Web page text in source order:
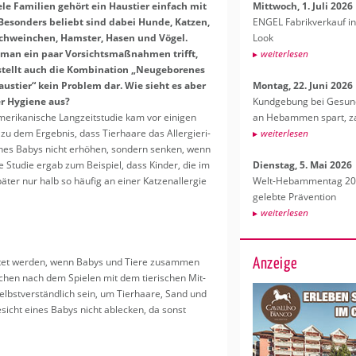
Vor­schu­le
Lern­in­hal­te
wei­ter­le­sen
Glo­bu­li
Fa­mi­li­en ge­hört ein Haus­tier ein­fach mit
be­liebt sind dabei Hunde, Kat­zen,
Hams­ter, Hasen und Vögel.
ein paar Vor­sichts­maß­nah­men trifft,
auch die Kom­bi­na­ti­on „Neu­ge­bo­re­nes
kein Pro­blem dar. Wie sieht es aber
Hy­gie­ne aus?
Lang­zeit­stu­die kam vor ei­ni­gen
zu dem Er­geb­nis, dass Tier­haa­re das All­er­gie­ri­
Babys nicht er­hö­hen, son­dern sen­ken, wenn
ergab zum Bei­spiel, dass Kin­der, die im
nur halb so häu­fig an einer Kat­zen­all­er­gie
wer­den, wenn Babys und Tiere zu­sam­men
nach dem Spie­len mit dem tie­ri­schen Mit­
sein, um Tier­haa­re, Sand und
eines Babys nicht ab­le­cken, da sonst
Mitt­woch, 1. Juli 2026
ENGEL Fa­brik­ver­kauf
Look
wei­ter­le­sen
Mon­tag, 22. Juni 2026
Kund­ge­bung bei
an Heb­am­men spart,
wei­ter­le­sen
Diens­tag, 5. Mai 2026
Welt-Heb­am­men­tag
ge­leb­te Prä­ven­ti­on
wei­ter­le­sen
Anzeige